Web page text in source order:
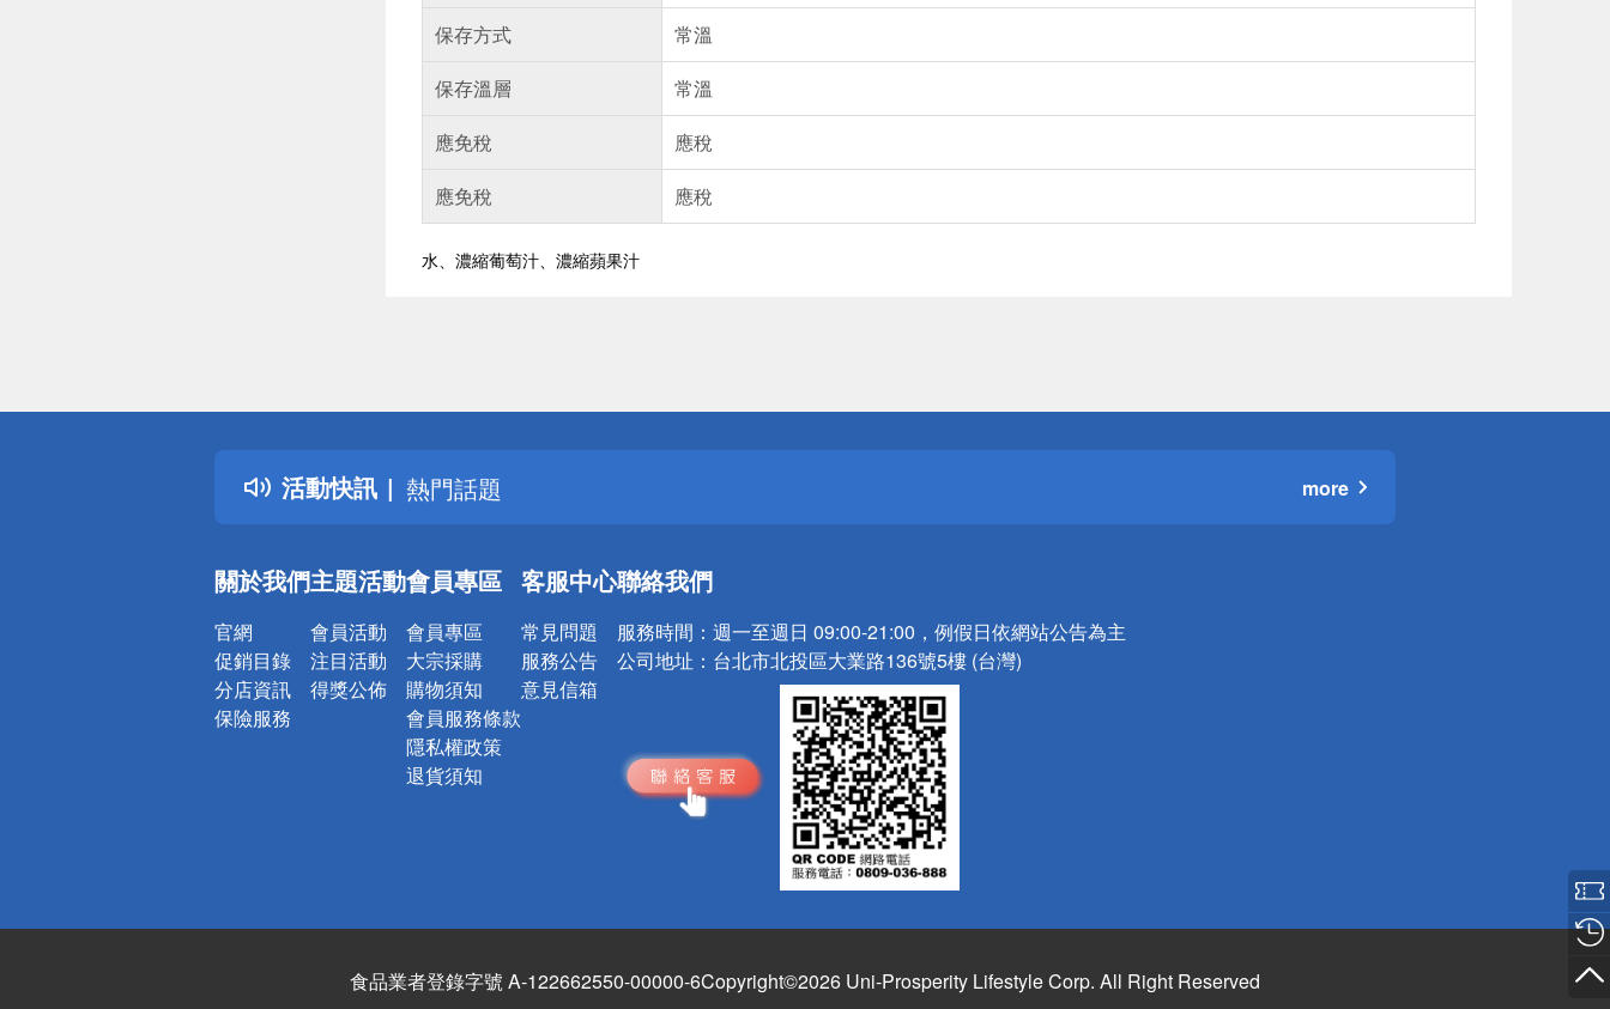
保存方式
常溫
保存溫層
常溫
應免稅
應稅
應免稅
應稅
水、濃縮葡萄汁、濃縮蘋果汁
活動快訊
詐騙網頁！請小心！
得獎公告
熱門話題
銀行優惠
詐騙網頁！請小心！
more
關於我們
官網
促銷目錄
分店資訊
保險服務
主題活動
會員活動
注目活動
得獎公佈
會員專區
會員專區
大宗採購
購物須知
會員服務條款
隱私權政策
退貨須知
客服中心
常見問題
服務公告
意見信箱
聯絡我們
服務時間： 週一至週日 09:00-21:00，例假日依網站公告為主
公司地址： 台北市北投區大業路136號5樓 (台灣)
食品業者登錄字號 A-122662550-00000-6Copyright©2026 Uni-Prosperity Lifestyle Corp. All Right Reserved